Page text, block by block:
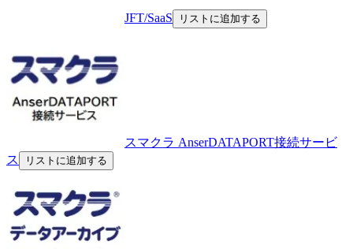
JFT/SaaS リストに追加する
スマクラ AnserDATAPORT接続サービ
ス
リストに追加する